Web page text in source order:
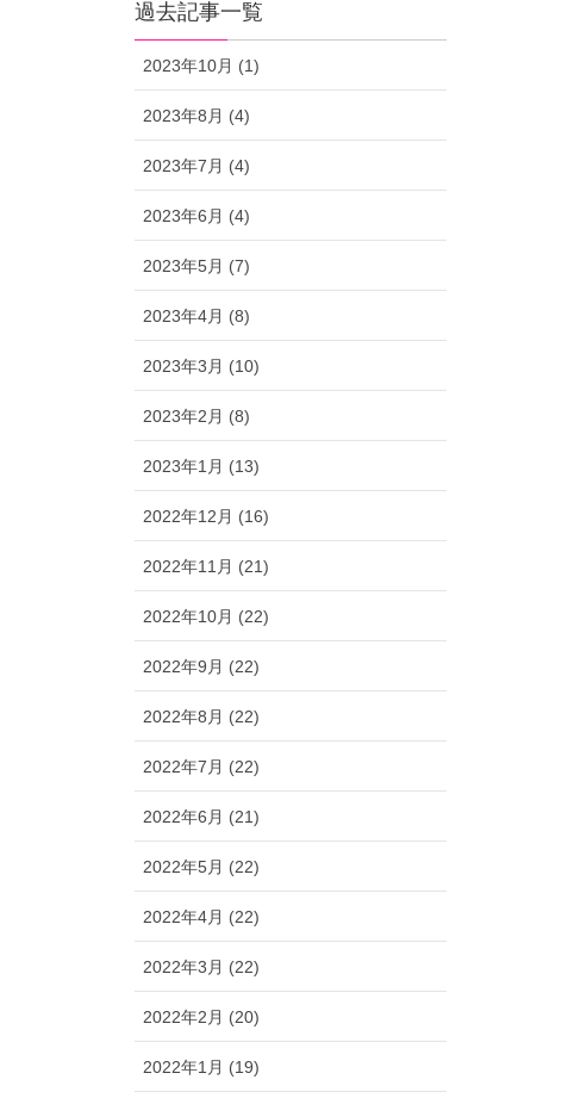
過去記事一覧
2023年10月 (1)
2023年8月 (4)
2023年7月 (4)
2023年6月 (4)
2023年5月 (7)
2023年4月 (8)
2023年3月 (10)
2023年2月 (8)
2023年1月 (13)
2022年12月 (16)
2022年11月 (21)
2022年10月 (22)
2022年9月 (22)
2022年8月 (22)
2022年7月 (22)
2022年6月 (21)
2022年5月 (22)
2022年4月 (22)
2022年3月 (22)
2022年2月 (20)
2022年1月 (19)